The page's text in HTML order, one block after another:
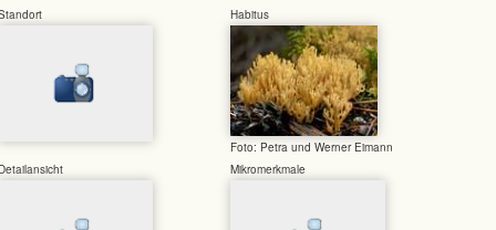
Habitus
Foto: Petra und Werner Eimann
Mikromerkmale